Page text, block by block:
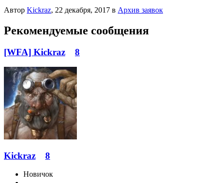
Автор Kickraz, 22 декабря, 2017 в Архив заявок
Рекомендуемые сообщения
[WFA] Kickraz 8
Kickraz 8
Новичок